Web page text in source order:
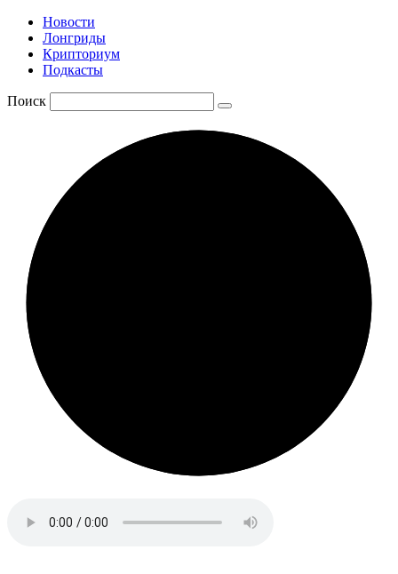
Новости
Лонгриды
Крипториум
Подкасты
Поиск